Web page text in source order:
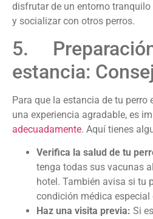
disfrutar de un entorno
y socializar con otros perros.
5.
estancia:
Para que la estancia de tu perro
una experiencia agradable, es
adecuadamente. Aquí tienes
Verifica la salud de tu
tenga todas sus vacunas
hotel. También avisa si tu
condición médica
Haz una visita previa: Si